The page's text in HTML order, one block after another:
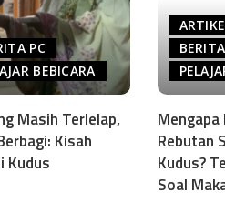
PC
BEBICARA
Masih Terlelap,
Kisah
Kudus
Mengapa
Rebutan
Kudus?
Soal